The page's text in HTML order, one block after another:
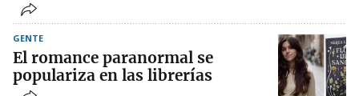
GENTE
El romance paranormal se
populariza en las librerías